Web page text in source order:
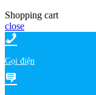
Shopping cart
close
Gọi điện